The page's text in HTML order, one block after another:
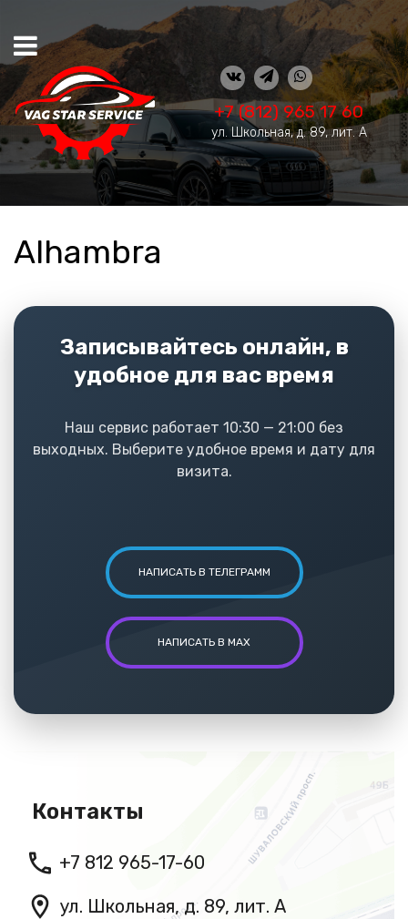
+7 (812) 965 17 60
ул. Школьная, д. 89, лит. А
Alhambra
Записывайтесь онлайн, в
удобное для вас время
Наш сервис работает 10:30 — 21:00 без
выходных. Выберите удобное время и дату для
визита.
НАПИСАТЬ В ТЕЛЕГРАММ
НАПИСАТЬ В MAX
Контакты
+7 812 965-17-60
ул. Школьная, д. 89, лит. А